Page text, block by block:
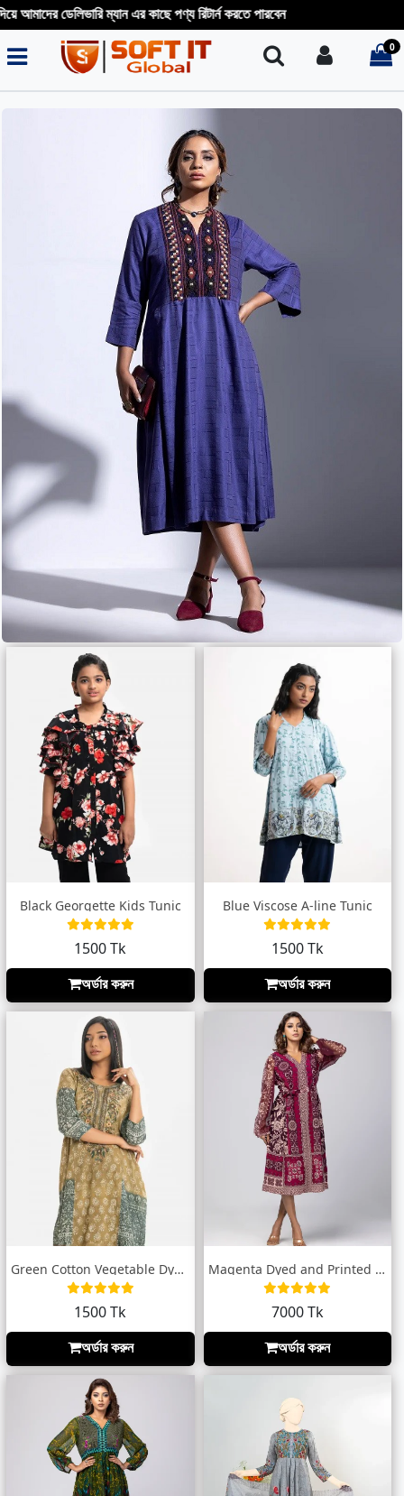
ডেলিভারি ম্যান এর কাছে পণ্য রিটার্ন করতে পারবেন
SearchLogin 0
Black Georgette Kids Tunic
1500 Tk
অর্ডার করুন
Blue Viscose A-line Tunic
1500 Tk
অর্ডার করুন
Green Cotton Vegetable Dye Tunic
1500 Tk
অর্ডার করুন
Magenta Dyed and Printed Georgette HERST...
7000 Tk
অর্ডার করুন